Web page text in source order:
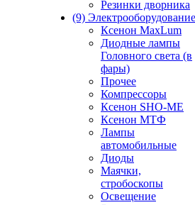
Резинки дворника
(9) Электрооборудование
Ксенон MaxLum
Диодные лампы
Головного света (в
фары)
Прочее
Компрессоры
Ксенон SHO-ME
Ксенон МТФ
Лампы
автомобильные
Диоды
Маячки,
стробоскопы
Освещение